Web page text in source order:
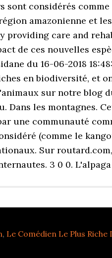
sont considérés
amazonienne et
providing care and
de ces nouvelles
du 16-06-2018
en biodiversité, et
sur notre blog
Dans les montagnes.
une communauté
(comme le
Sur
3 0 0.
, Le Comédien Le Plus Riche